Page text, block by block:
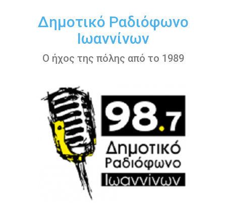
περιεχόμενοΔημοτικό Ραδιόφωνο
Ιωαννίνων
Ο ήχος της πόλης από το 1989